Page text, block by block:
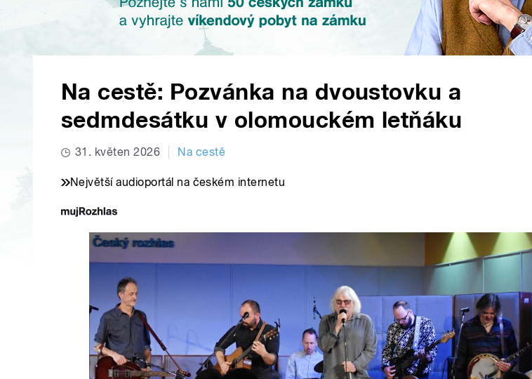
Na cestě: Pozvánka na dvoustovku a
sedmdesátku v olomouckém letňáku
31. květen 2026 Na cestě
Největší audioportál na českém internetu